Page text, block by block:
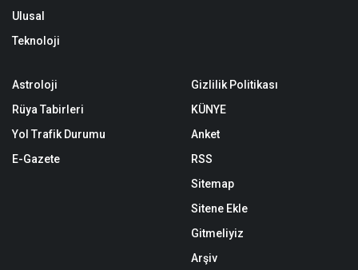
Ulusal
Teknoloji
Astroloji
Rüya Tabirleri
Yol Trafik Durumu
E-Gazete
Gizlilik Politikası
KÜNYE
Anket
RSS
Sitemap
Sitene Ekle
Gitmeliyiz
Arşiv